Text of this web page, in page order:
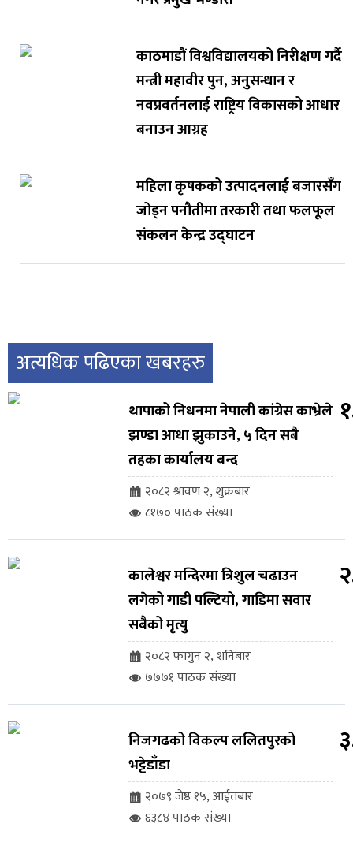
काठमाडौं विश्वविद्यालयको निरीक्षण गर्दै
मन्त्री महावीर पुन, अनुसन्धान र
नवप्रवर्तनलाई राष्ट्रिय विकासको आधार
बनाउन आग्रह
महिला कृषकको उत्पादनलाई बजारसँग
जोड्न पनौतीमा तरकारी तथा फलफूल
संकलन केन्द्र उद्घाटन
अत्यधिक पढिएका खबरहरु
थापाको निधनमा नेपाली कांग्रेस काभ्रेले
झण्डा आधा झुकाउने, ५ दिन सबै
तहका कार्यालय बन्द
२०८२ श्रावण २, शुक्रबार
८१७० पाठक संख्या
कालेश्वर मन्दिरमा त्रिशुल चढाउन
लगेको गाडी पल्टियो, गाडिमा सवार
सबैको मृत्यु
२०८२ फागुन २, शनिबार
७७७१ पाठक संख्या
निजगढको विकल्प ललितपुरको
भट्टेडाँडा
२०७९ जेष्ठ १५, आईतबार
६३८४ पाठक संख्या